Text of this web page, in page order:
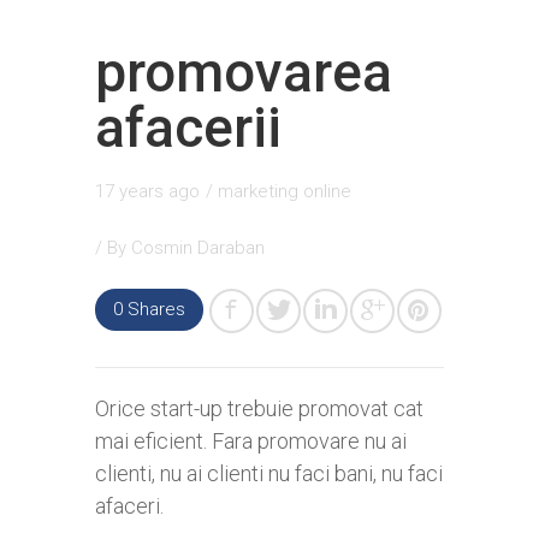
promovarea
afacerii
17 years ago / marketing online
/ By Cosmin Daraban
0 Shares
Orice start-up trebuie promovat cat
mai eficient. Fara promovare nu ai
clienti, nu ai clienti nu faci bani, nu faci
afaceri.